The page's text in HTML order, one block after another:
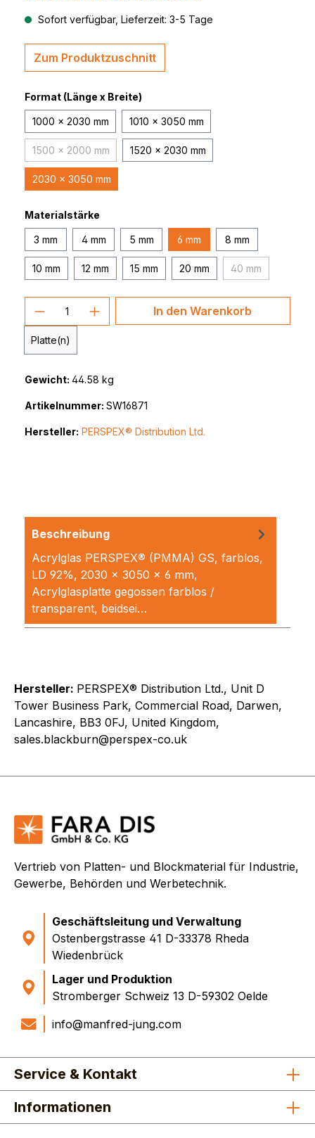
Sofort verfügbar, Lieferzeit: 3-5 Tage
Zum Produktzuschnitt
Format (Länge x Breite)
1000 x 2030 mm 1010 x 3050 mm
1500 x 2000 mm(Diese Option ist zurzeit nicht verfügbar.)
1520 x 2030 mm
2030 x 3050 mm
Materialstärke
3 mm 4 mm 5 mm 6 mm 8 mm
10 mm 12 mm 15 mm 20 mm 40 mm(Diese Option
Produkt Anzahl: Gib den
Platte(n)
In den Warenkorb
Gewicht: 44.58 kg
Artikelnummer: SW16871
Hersteller: PERSPEX® Distribution Ltd.
Beschreibung
Acrylglas PERSPEX® (PMMA) GS, farblos,
LD 92%, 2030 x 3050 x 6 mm,
Acrylglasplatte gegossen farblos /
transparent, beidsei…
Hersteller: PERSPEX® Distribution Ltd., Unit D
Tower Business Park, Commercial Road, Darwen,
Lancashire, BB3 0FJ, United Kingdom,
sales.blackburn@perspex-co.uk
Vertrieb von Platten- und Blockmaterial für Industrie,
Gewerbe, Behörden und Werbetechnik.
Geschäftsleitung und Verwaltung
Ostenbergstrasse 41 D-33378 Rheda
Wiedenbrück
Lager und Produktion
Stromberger Schweiz 13 D-59302 Oelde
info@manfred-jung.com
Service & Kontakt
Informationen